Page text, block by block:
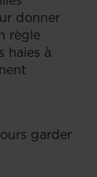
donner
règle
haies à
garder